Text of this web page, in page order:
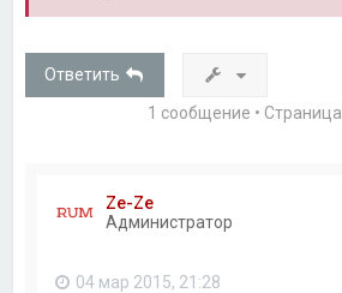
Ответить
1 сообщение • Страница
Ze-Ze
Администратор
04 мар 2015, 21:28